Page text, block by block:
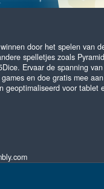
door het spelen van
spelletjes zoals
Ervaar de spanning
en doe gratis mee
geoptimaliseerd voor tablet